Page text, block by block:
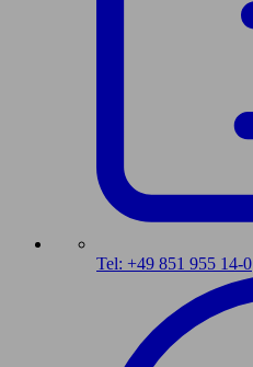
Tel: +49 851 955 14-0